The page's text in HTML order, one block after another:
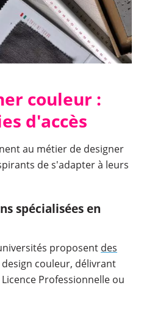
couleur :
d'accès
au métier de designer
de s'adapter à leurs
spécialisées en
proposent des
design couleur, délivrant
Professionnelle ou